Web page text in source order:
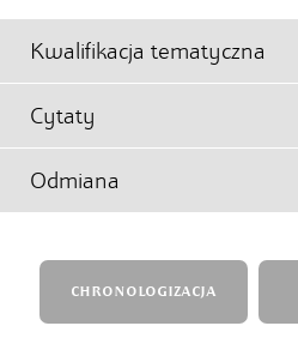
Kwalifikacja tematyczna
Cytaty
Odmiana
CHRONOLOGIZACJA